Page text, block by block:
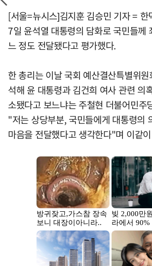
[서울=뉴시스]김지훈 김승민 기자 = 한
7일 윤석열 대통령의 담화로 국민들께
느 정도 전달됐다고 평가했다.
한 총리는 이날 국회 예산결산특별위
석해 윤 대통령과 김건희 여사 관련 의
소됐다고 보느냐는 주철현 더불어민주
"저는 상당부분, 국민들에게 대통령의
마음을 전달했다고 생각한다"며 이같